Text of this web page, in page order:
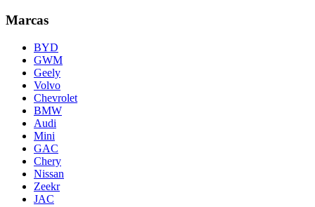
Marcas
BYD
GWM
Geely
Volvo
Chevrolet
BMW
Audi
Mini
GAC
Chery
Nissan
Zeekr
JAC